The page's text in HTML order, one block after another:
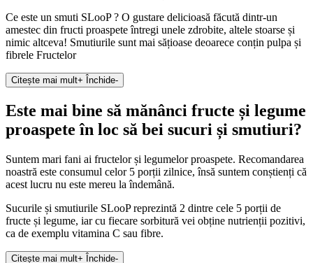
Ce este un smuti SLooP ? O gustare delicioasă făcută dintr-un
amestec din fructi proaspete întregi unele zdrobite, altele stoarse și
nimic altceva! Smutiurile sunt mai sățioase deoarece conțin pulpa și
fibrele Fructelor
Citește mai mult+ Închide-
Este mai bine să mănânci fructe și legume
proaspete în loc să bei sucuri și smutiuri?
Suntem mari fani ai fructelor și legumelor proaspete. Recomandarea
noastră este consumul celor 5 porții zilnice, însă suntem conștienți că
acest lucru nu este mereu la îndemână.
Sucurile și smutiurile SLooP reprezintă 2 dintre cele 5 porții de
fructe și legume, iar cu fiecare sorbitură vei obține nutrienții pozitivi,
ca de exemplu vitamina C sau fibre.
Citește mai mult+ Închide-